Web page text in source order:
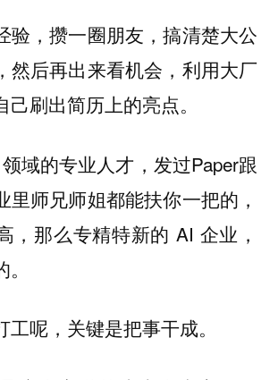
验，攒一圈朋友，搞清楚大公
然后再出来看机会，利用大厂
刷出简历上的亮点。
域的专业人才，发过Paper跟
里师兄师姐都能扶你一把的，
，那么专精特新的 AI 企业，
呢，关键是把事干成。